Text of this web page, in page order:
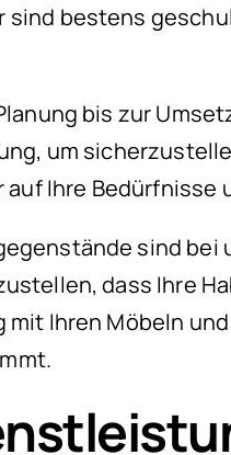
bestens
bis zur
um
Ihre
sind bei
dass Ihre
Ihren Möbeln